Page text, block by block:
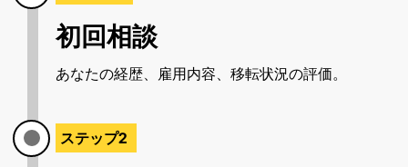
初回相談
あなたの経歴、雇用内容、移転状況の評価。
ステップ2